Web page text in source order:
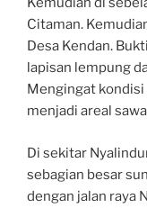
Citaman.
Desa Kendan.
lapisan lempung
Mengingat
menjadi areal
Di sekitar
sebagian besar
dengan jalan raya